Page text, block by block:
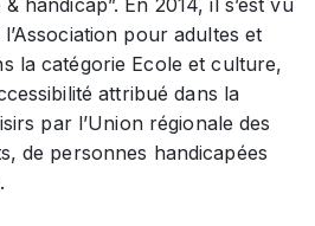
handicap”. En 2014, il s’est vu
pour adultes et
la catégorie Ecole et culture,
attribué dans la
par l’Union régionale des
de personnes handicapées